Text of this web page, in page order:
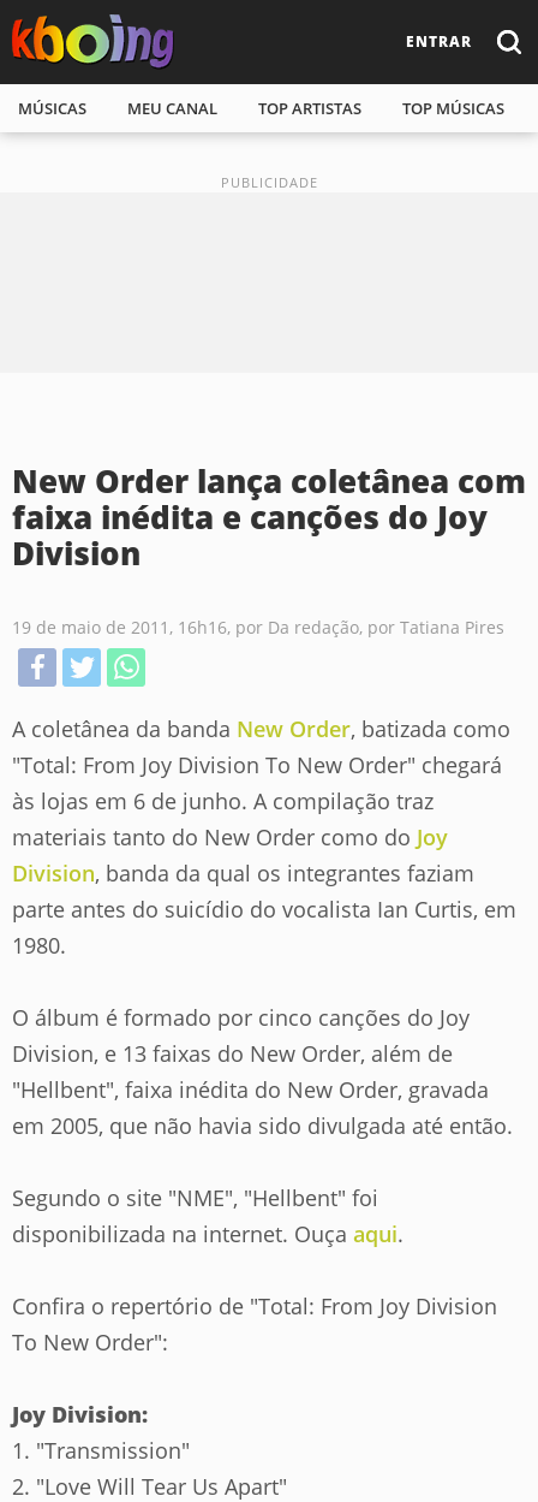
ENTRAR
MÚSICAS MEU CANAL TOP ARTISTAS TOP MÚSICAS
New Order lança coletânea com
faixa inédita e canções do Joy
Division
19 de maio de 2011, 16h16, por Da redação, por Tatiana Pires
A coletânea da banda New Order, batizada como
"Total: From Joy Division To New Order" chegará
às lojas em 6 de junho. A compilação traz
materiais tanto do New Order como do Joy
Division, banda da qual os integrantes faziam
parte antes do suicídio do vocalista Ian Curtis, em
1980.
O álbum é formado por cinco canções do Joy
Division, e 13 faixas do New Order, além de
"Hellbent", faixa inédita do New Order, gravada
em 2005, que não havia sido divulgada até então.
Segundo o site "NME", "Hellbent" foi
disponibilizada na internet. Ouça aqui.
Confira o repertório de "Total: From Joy Division
To New Order":
Joy Division:
1. "Transmission"
2. "Love Will Tear Us Apart"